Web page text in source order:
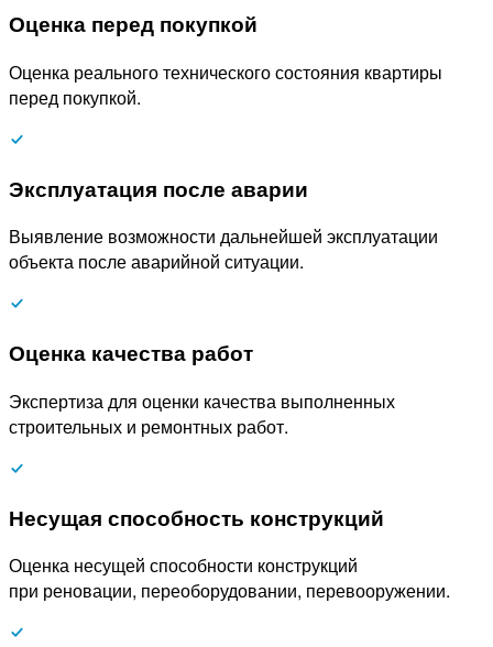
Оценка перед покупкой
Оценка реального технического состояния квартиры
перед покупкой.
Эксплуатация после аварии
Выявление возможности дальнейшей эксплуатации
объекта после аварийной ситуации.
Оценка качества работ
Экспертиза для оценки качества выполненных
строительных и ремонтных работ.
Несущая способность конструкций
Оценка несущей способности конструкций
при реновации, переоборудовании, перевооружении.